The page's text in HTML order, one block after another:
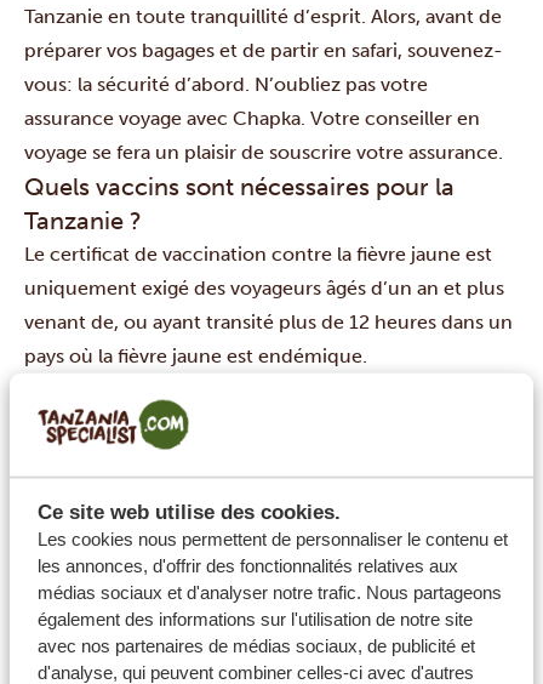
Ce site web utilise des cookies.
Les cookies nous permettent de personnaliser le contenu et
les annonces, d'offrir des fonctionnalités relatives aux
médias sociaux et d'analyser notre trafic. Nous partageons
également des informations sur l'utilisation de notre site
avec nos partenaires de médias sociaux, de publicité et
d'analyse, qui peuvent combiner celles-ci avec d'autres
Tanzanie en toute tranquillité d’esprit. Alors, avant de
préparer vos bagages et de partir en safari, souvenez-
vous: la sécurité d’abord. N’oubliez pas votre
assurance voyage avec Chapka. Votre conseiller en
voyage se fera un plaisir de souscrire votre assurance.
Quels vaccins sont nécessaires pour la
Tanzanie ?
Le certificat de vaccination contre la fièvre jaune est
uniquement exigé des voyageurs âgés d’un an et plus
venant de, ou ayant transité plus de 12 heures dans un
pays où la fièvre jaune est endémique.
le CDC et l’OMS recommandent certains vaccins pour
la Tanzanie, tels que ceux contre l’hépatite A et B et la
rage peuvent également être recommandés en
fonction des activités du voyageur.
Comme pour tout voyage à l’international, nous vous
recommandons de consulter vos professionnels de
santé avant d’envisager ce séjour en Tanzanie.